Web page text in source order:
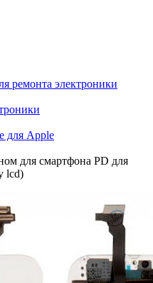
ремонта электроники
для Apple
для смартфона PD для
lcd)